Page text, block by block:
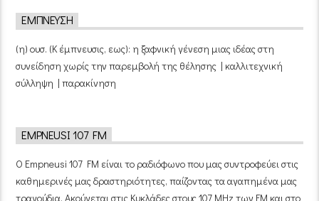
ΈΜΠΝΕΥΣΗ
(η) ουσ. (Κ έμπνευσις, εως): η ξαφνική γένεση μιας ιδέας στη
συνείδηση χωρίς την παρεμβολή της θέλησης | καλλιτεχνική
σύλληψη | παρακίνηση
EMPNEUSI 107 FM
Ο Empneusi 107 FM είναι το ραδιόφωνο που μας συντροφεύει στις
καθημερινές μας δραστηριότητες, παίζοντας τα αγαπημένα μας
τραγούδια. Ακούγεται στις Κυκλάδες στους 107 MHz των FM και στο